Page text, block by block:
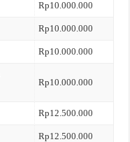
Rp10.000.000
Rp10.000.000
Rp10.000.000
Rp10.000.000
Rp12.500.000
Rp12.500.000